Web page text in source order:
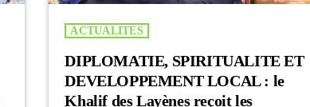
ACTUALITES
DIPLOMATIE, SPIRITUALITE ET
DEVELOPPEMENT LOCAL : le
Khalif des Layènes reçoit les